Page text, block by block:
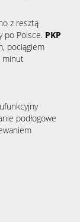
z resztą
po Polsce. PKP
pociągiem
minut
podłogowe